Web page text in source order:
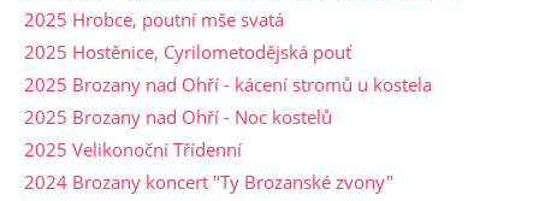
2025 Hrobce, poutní mše svatá
2025 Hostěnice, Cyrilometodějská pouť
2025 Brozany nad Ohří - kácení stromů u kostela
2025 Brozany nad Ohří - Noc kostelů
2025 Velikonoční Třídenní
2024 Brozany koncert "Ty Brozanské zvony"